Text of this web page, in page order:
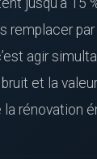
jusqu’à 15
remplacer
agir
et la
la rénovation